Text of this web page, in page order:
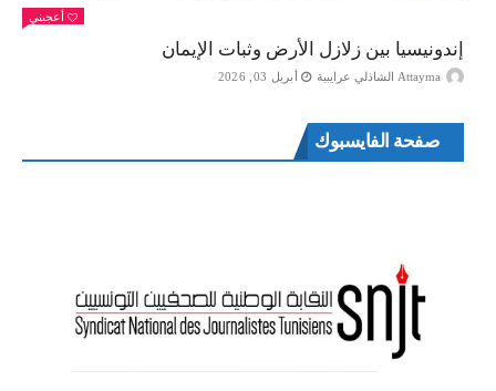
أعجبني
إندونيسيا بين زلازل الأرض وثبات الإيمان
Attayma الشاذلي عرايبية أبريل 03, 2026
صفحة الفايسبوك